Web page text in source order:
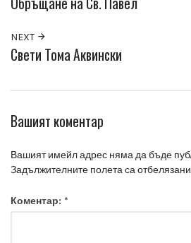
NEXT
Свети Тома Аквински
Вашият коментар
Вашият имейл адрес няма да бъде
Задължителните полета са
Коментар: *